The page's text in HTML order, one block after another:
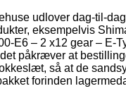
udlover dag-til-
eksempelvis
E6 – 2 x12 gear – E-
påkræver at
så at de
forinden